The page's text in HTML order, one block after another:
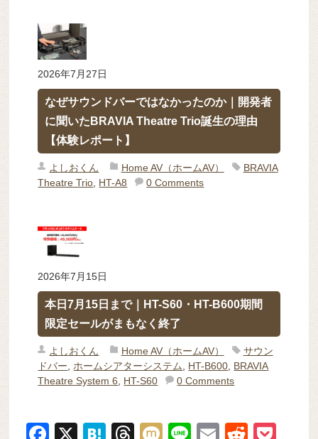
2026年7月27日
なぜサウンドバーではなかったのか｜開発者
に聞いたBRAVIA Theatre Trio誕生の理由
【体験レポート】
よしおくん Home AV（ホームAV）
BRAVIA
Theatre Trio HT-A8 0 Comments
2026年7月15日
本日7月15日まで｜HT-S60・HT-B600期間
限定セールがまもなく終了
よしおくん Home AV（ホームAV）
サウン
ドバー
ホームシアターシステム HT-B600 BRAVIA
Theatre System 6
HT-S60 0 Comments